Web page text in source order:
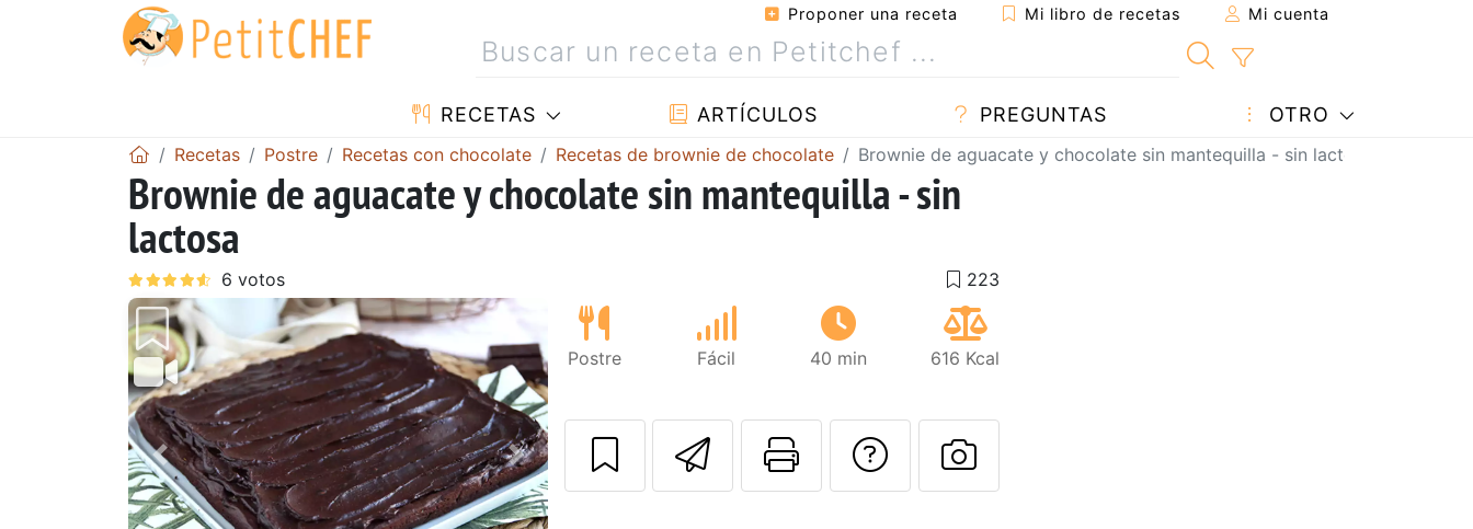
Proponer una receta Mi libro de recetas Mi cuenta
RECETAS ARTÍCULOS PREGUNTAS OTRO
Recetas Postre Recetas con chocolate Recetas de brownie de chocolate Brownie de aguacate y chocolate sin mantequilla - sin lactosa
Brownie de aguacate y chocolate sin mantequilla - sin
lactosa
Anterior Siguiente
Postre Fácil 40 min 616 Kcal
Enviar esta receta a un amigo
Imprimir esta página
Preguntar al autor
Publicar la foto de esta receta